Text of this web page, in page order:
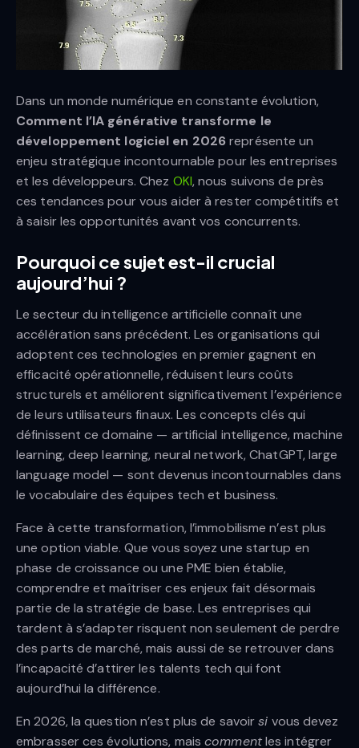
Dans un monde numérique en constante évolution,
Comment l’IA générative transforme le
développement logiciel en 2026représente un
enjeu stratégique incontournable pour les entreprises
et les développeurs. Chez OKI, nous suivons de près
ces tendances pour vous aider à rester compétitifs et
à saisir les opportunités avant vos concurrents.
Pourquoi ce sujet est-il crucial
aujourd’hui ?
Le secteur du intelligence artificielle connaît une
accélération sans précédent. Les organisations qui
adoptent ces technologies en premier gagnent en
efficacité opérationnelle, réduisent leurs coûts
structurels et améliorent significativement l’expérience
de leurs utilisateurs finaux. Les concepts clés qui
définissent ce domaine — artificial intelligence, machine
learning, deep learning, neural network, ChatGPT, large
language model — sont devenus incontournables dans
le vocabulaire des équipes tech et business.
Face à cette transformation, l’immobilisme n’est plus
une option viable. Que vous soyez une startup en
phase de croissance ou une PME bien établie,
comprendre et maîtriser ces enjeux fait désormais
partie de la stratégie de base. Les entreprises qui
tardent à s’adapter risquent non seulement de perdre
des parts de marché, mais aussi de se retrouver dans
l’incapacité d’attirer les talents tech qui font
aujourd’hui la différence.
En 2026, la question n’est plus de savoirsi vous devez
embrasser ces évolutions, maiscommentles intégrer